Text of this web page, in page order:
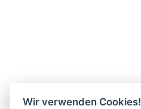
Wir verwenden Cookies!